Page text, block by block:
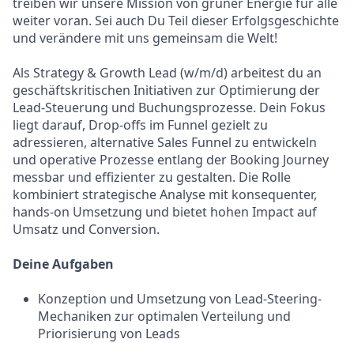
weiter voran. Sei auch Du Teil dieser Erfolgsgeschichte
und verändere mit uns gemeinsam die Welt!
Als Strategy & Growth Lead (w/m/d) arbeitest du an
geschäftskritischen Initiativen zur Optimierung der
Lead-Steuerung und Buchungsprozesse. Dein Fokus
liegt darauf, Drop-offs im Funnel gezielt zu
adressieren, alternative Sales Funnel zu entwickeln
und operative Prozesse entlang der Booking Journey
messbar und effizienter zu gestalten. Die Rolle
kombiniert strategische Analyse mit konsequenter,
hands-on Umsetzung und bietet hohen Impact auf
Umsatz und Conversion.
Deine Aufgaben
Konzeption und Umsetzung von Lead-Steering-
Mechaniken zur optimalen Verteilung und
Priorisierung von Leads